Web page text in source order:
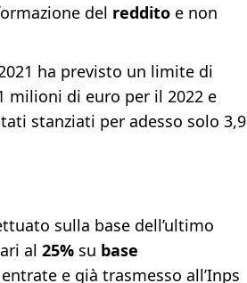
del redditoe non
ha previsto un limite di
milioni di euro per il 2022 e
stanziati per adesso solo 3,9
sulla base dell’ultimo
al 25%su base
e già trasmesso all’Inps